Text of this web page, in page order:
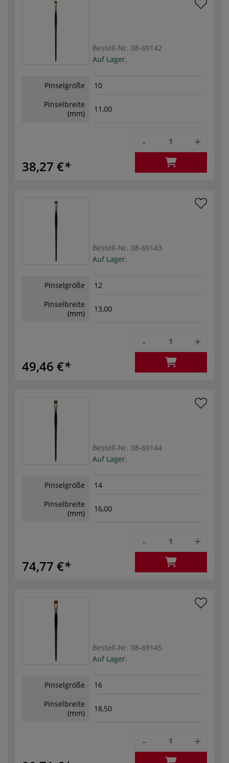
Bestell-Nr. 08-69142
Auf Lager.
Pinselgröße
10
Pinselbreite
(mm)
11,00
38,27 €
- +
Bestell-Nr. 08-69143
Auf Lager.
Pinselgröße
12
Pinselbreite
(mm)
13,00
49,46 €
- +
Bestell-Nr. 08-69144
Auf Lager.
Pinselgröße
14
Pinselbreite
(mm)
16,00
74,77 €
- +
Bestell-Nr. 08-69145
Auf Lager.
Pinselgröße
16
Pinselbreite
(mm)
18,50
- +